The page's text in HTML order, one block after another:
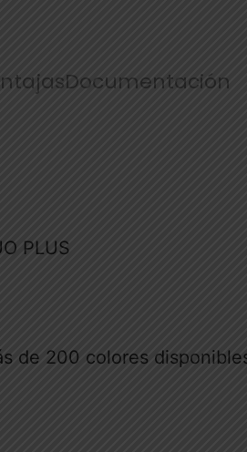
Documentación
PLUS
de 200 colores